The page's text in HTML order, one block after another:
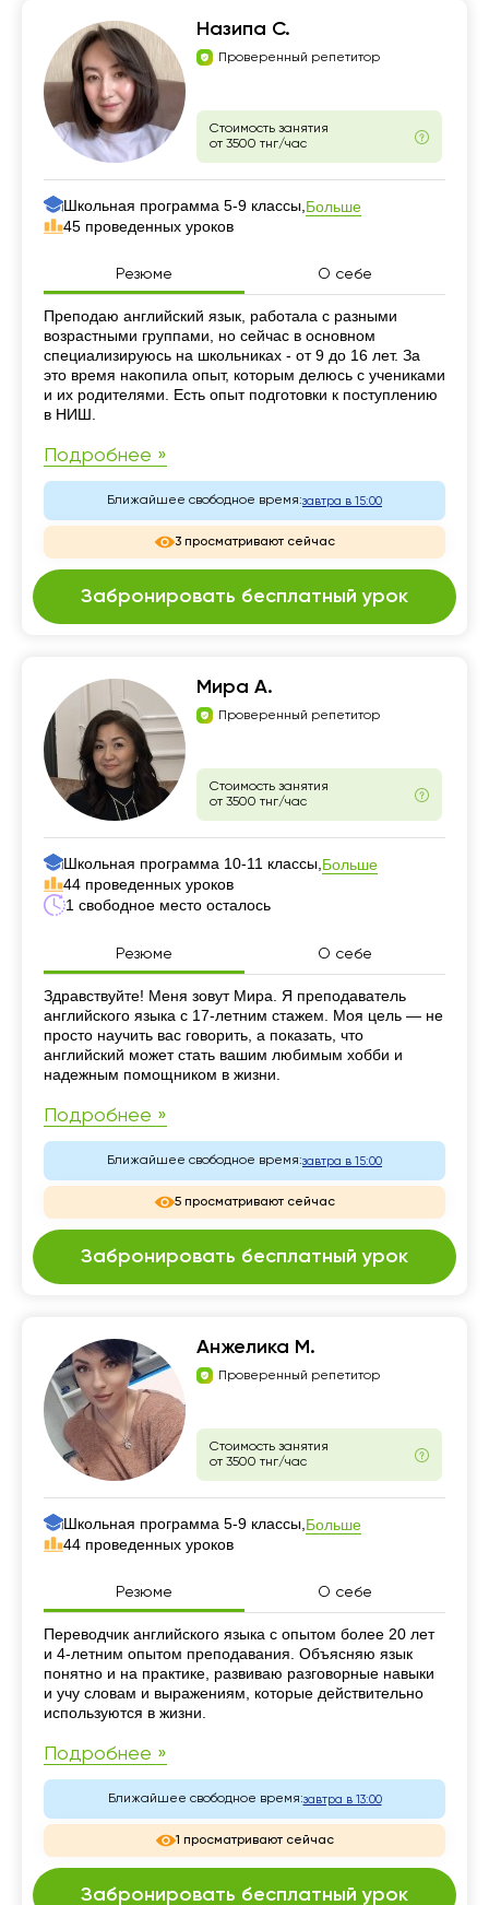
Назипа С.
Проверенный репетитор
Стоимость занятия
от 3500 тнг/час
Школьная программа 5-9 классы, Больше
45 проведенных уроков
Резюме О себе
Резюме
Преподаю английский язык, работала с разными
возрастными группами, но сейчас в основном
специализируюсь на школьниках - от 9 до 16 лет. За
это время накопила опыт, которым делюсь с учениками
и их родителями. Есть опыт подготовки к поступлению
в НИШ.
Подробнее »
Ближайшее свободное время:завтра в 15:00
3 просматривают сейчас
Забронировать бесплатный урок
Мира А.
Проверенный репетитор
Стоимость занятия
от 3500 тнг/час
Школьная программа 10-11 классы, Больше
44 проведенных уроков
1 свободное место осталось
Резюме О себе
Резюме
Здравствуйте! Меня зовут Мира. Я преподаватель
английского языка с 17-летним стажем. Моя цель — не
просто научить вас говорить, а показать, что
английский может стать вашим любимым хобби и
надежным помощником в жизни.
Подробнее »
Ближайшее свободное время:завтра в 15:00
5 просматривают сейчас
Забронировать бесплатный урок
Анжелика М.
Проверенный репетитор
Стоимость занятия
от 3500 тнг/час
Школьная программа 5-9 классы, Больше
44 проведенных уроков
Резюме О себе
Резюме
Переводчик английского языка с опытом более 20 лет
и 4-летним опытом преподавания. Объясняю язык
понятно и на практике, развиваю разговорные навыки
и учу словам и выражениям, которые действительно
используются в жизни.
Подробнее »
Ближайшее свободное время:завтра в 13:00
1 просматривают сейчас
Забронировать бесплатный урок